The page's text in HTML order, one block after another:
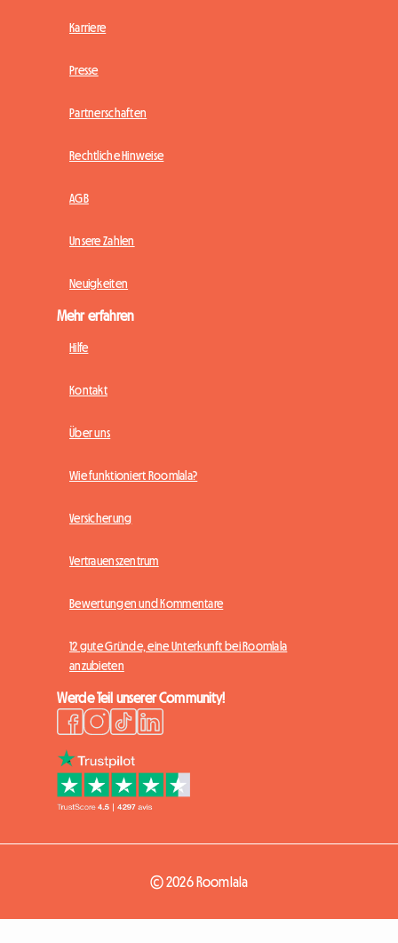
Karriere
Presse
Partnerschaften
Rechtliche Hinweise
AGB
Unsere Zahlen
Neuigkeiten
Mehr erfahren
Hilfe
Kontakt
Über uns
Wie funktioniert Roomlala?
Versicherung
Vertrauenszentrum
Bewertungen und Kommentare
12 gute Gründe, eine Unterkunft bei Roomlala
anzubieten
Werde Teil unserer Community!
© 2026 Roomlala